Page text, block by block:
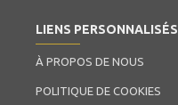
LIENS PERSONNALISÉS
À PROPOS DE NOUS
POLITIQUE DE COOKIES